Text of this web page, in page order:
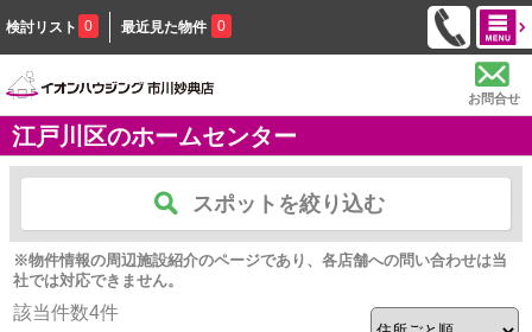
検討リスト 0 最近見た物件 0
お問合せ
江戸川区のホームセンター
スポットを絞り込む
※物件情報の周辺施設紹介のページであり、各店舗への問い合わせは当
社では対応できません。
該当件数4件